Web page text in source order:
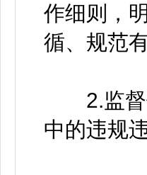
作细则，
循、规范有
2.监督
中的违规